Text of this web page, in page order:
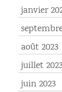
janvier
août 2023
juillet
juin 2023